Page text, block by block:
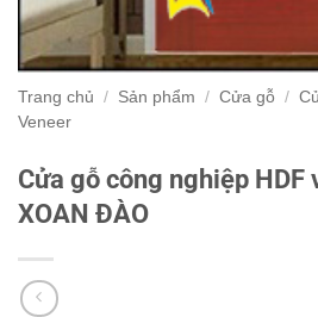
Trang chủ / Sản phẩm / Cửa gỗ /
Veneer
Cửa gỗ công nghiệp HDF
XOAN ĐÀO